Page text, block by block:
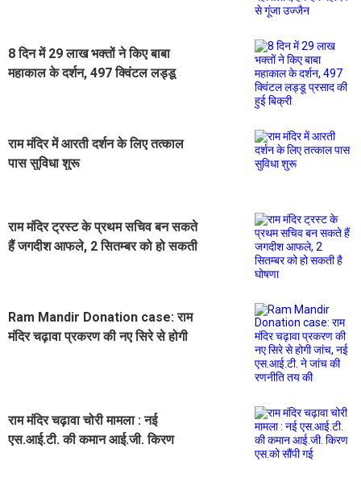
8 दिन में 29 लाख भक्तों ने किए बाबा
महाकाल के दर्शन, 497 क्विंटल लड्डू
राम मंदिर में आरती दर्शन के लिए तत्काल
पास सुविधा शुरू
राम मंदिर ट्रस्ट के प्रथम सचिव बन सकते
हैं जगदीश आफले, 2 सितम्बर को हो सकती
Ram Mandir Donation case: राम
मंदिर चढ़ावा प्रकरण की नए सिरे से होगी
राम मंदिर चढ़ावा चोरी मामला : नई
एस.आई.टी. की कमान आई.जी. किरण